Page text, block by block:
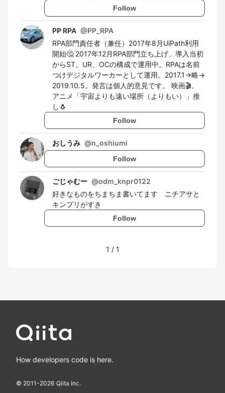
Follow
PP RPA @PP_RPA
RPA部門責任者（兼任）2017年8月UiPath利用
開始🤔 2017年12月RPA部門立ち上げ、導入当初
からST、UR、OCの構成で運用中。RPAは名前
つけデジタルワーカーとして運用。2017.1→略→
2019.10.5。発言は個人的意見です。 映画🎬。
アニメ「宇宙よりも遠い場所（よりもい）」推
し🐧
Follow
おしうみ @n_oshiumi
Follow
ごじゃむー @odm_knpr0122
好きなものをちまちま書いてます ニチアサと
キンプリがすき
Follow
1 / 1
How developers code is here.
© 2011-2026 Qiita Inc.